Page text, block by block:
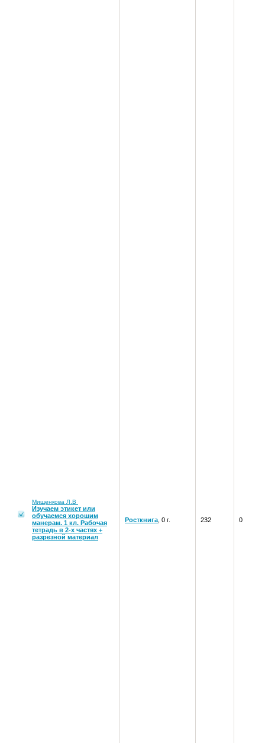
Мищенкова Л.В
Изучаем этикет или
обучаемся хорошим
манерам. 1 кл. Рабочая
тетрадь в 2-х частях +
разрезной материал
Росткнига , 0 г. 232 0